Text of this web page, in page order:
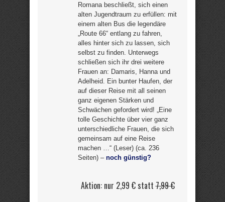
Romana beschließt, sich einen
alten Jugendtraum zu erfüllen: mit
einem alten Bus die legendäre
„Route 66“ entlang zu fahren,
alles hinter sich zu lassen, sich
selbst zu finden. Unterwegs
schließen sich ihr drei weitere
Frauen an: Damaris, Hanna und
Adelheid. Ein bunter Haufen, der
auf dieser Reise mit all seinen
ganz eigenen Stärken und
Schwächen gefordert wird! „Eine
tolle Geschichte über vier ganz
unterschiedliche Frauen, die sich
gemeinsam auf eine Reise
machen …“ (Leser) (ca. 236
Seiten) – noch günstig?
Aktion: nur 2,99 € statt7,99 €